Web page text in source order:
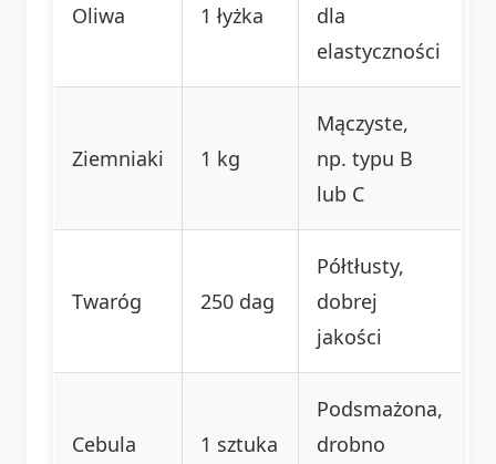
Oliwa 1 łyżka
dla
elastyczności
Ziemniaki 1 kg
Mączyste,
np. typu B
lub C
Twaróg 250 dag
Półtłusty,
dobrej
jakości
Cebula 1 sztuka
Podsmażona,
drobno